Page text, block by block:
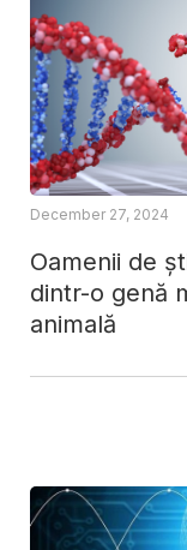
Oamenii de
dintr-o genă
animală
December 27, 2024